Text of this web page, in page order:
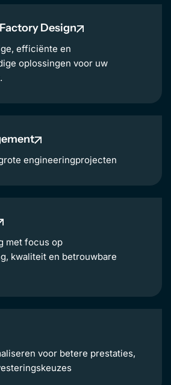
Design
efficiënte en
oplossingen voor uw
engineeringprojecten
met focus op
kwaliteit en betrouwbare
voor betere prestaties,